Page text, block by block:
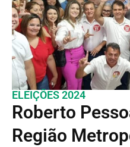
ELEIÇÕES 2024
Roberto
Região